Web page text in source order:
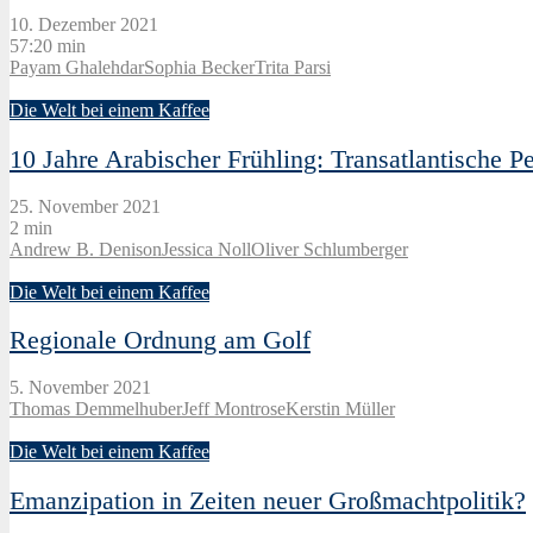
10. Dezember 2021
57:20 min
Payam GhalehdarSophia BeckerTrita Parsi
Die Welt bei einem Kaffee
10 Jahre Arabischer Frühling: Transatlantische
25. November 2021
2 min
Andrew B. DenisonJessica NollOliver Schlumberger
Die Welt bei einem Kaffee
Regionale Ordnung am Golf
5. November 2021
Thomas DemmelhuberJeff MontroseKerstin Müller
Die Welt bei einem Kaffee
Emanzipation in Zeiten neuer Großmachtpolitik?